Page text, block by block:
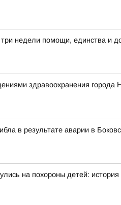
недели помощи, единства и
здравоохранения города
в результате аварии в
на похороны детей: